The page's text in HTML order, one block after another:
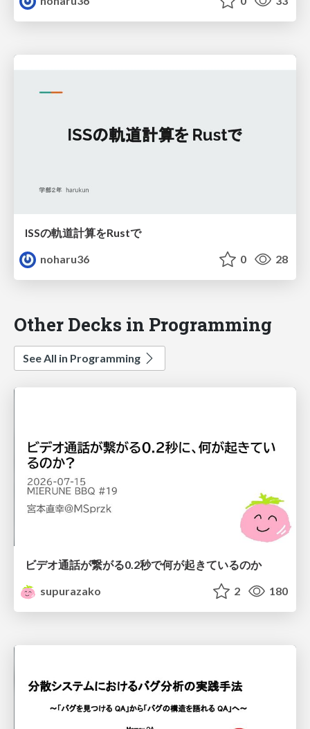
ISSの軌道計算をRustで
noharu36
0 28
Other Decks in Programming
See All in Programming
ビデオ通話が繋がる0.2秒で何が起きているのか
supurazako
2 180